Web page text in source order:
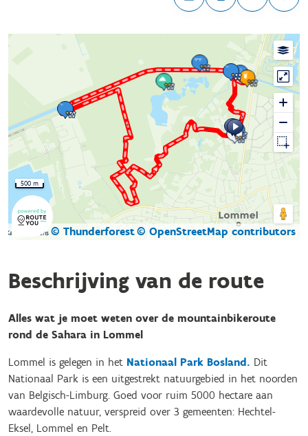
Kaartgegevens © Thunderforest© OpenStreetMap contributors
500 m
Beschrijving van de route
Alles wat je moet weten over de mountainbikeroute
rond de Sahara in Lommel
Lommel is gelegen in het Nationaal Park Bosland. Dit
Nationaal Park is een uitgestrekt natuurgebied in het noorden
van Belgisch-Limburg. Goed voor ruim 5000 hectare aan
waardevolle natuur, verspreid over 3 gemeenten: Hechtel-
Eksel, Lommel en Pelt.